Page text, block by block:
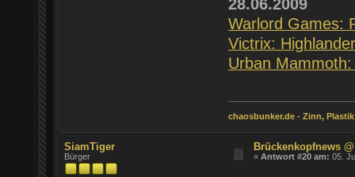
28.06.2009
Warlord Games:
Victrix:
Urban
chaosbunker.de - Zinn,
SiamTiger
Bürger
Brückenkopfnews
«Antwort #20 am: 05.